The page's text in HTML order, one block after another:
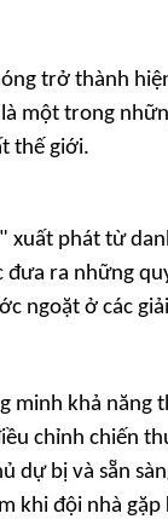
trở thành
một trong
thế giới.
xuất phát từ
đưa ra những
ngoặt ở các
minh khả năng
chỉnh chiến
dự bị và sẵn
khi đội nhà gặp